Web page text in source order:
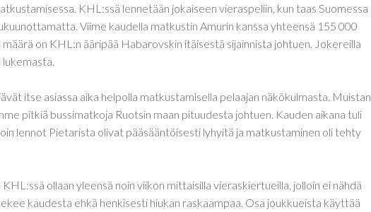
KHL:ssä lennetään jokaiseen vieraspeliin, kun taas Suomessa
Viime kaudella matkustin Amurin kanssa yhteensä 155 000
on KHL:n ääripää Habarovskin itäisestä sijainnista johtuen. Jokereilla
itse asiassa aika helpolla matkustamisella pelaajan näkökulmasta. Muistan
pitkiä bussimatkoja Ruotsin maan pituudesta johtuen. Kauden aikana tuli
lennot Pietarista olivat pääsääntöisesti lyhyitä ja matkustaminen oli tehty
ollaan yleensä noin viikon mittaisilla vieraskiertueilla, jolloin ei nähdä
kaudesta ehkä henkisesti hiukan raskaampaa. Osa joukkueista käyttää